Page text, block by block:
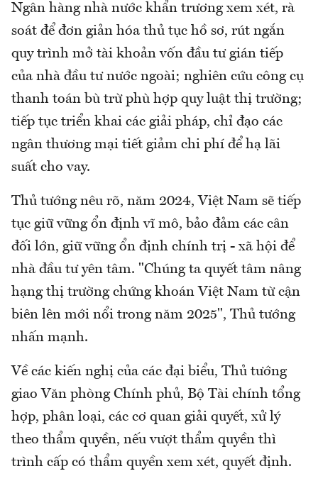
Ngân hàng nhà nước khẩn trương xem xét, rà
soát để đơn giản hóa thủ tục hồ sơ, rút ngắn
quy trình mở tài khoản vốn đầu tư gián tiếp
của nhà đầu tư nước ngoài; nghiên cứu công cụ
thanh toán bù trừ phù hợp quy luật thị trường;
tiếp tục triển khai các giải pháp, chỉ đạo các
ngân thương mại tiết giảm chi phí để hạ lãi
suất cho vay.
Thủ tướng nêu rõ, năm 2024, Việt Nam sẽ tiếp
tục giữ vững ổn định vĩ mô, bảo đảm các cân
đối lớn, giữ vững ổn định chính trị - xã hội để
nhà đầu tư yên tâm. "Chúng ta quyết tâm nâng
hạng thị trường chứng khoán Việt Nam từ cận
biên lên mới nổi trong năm 2025", Thủ tướng
nhấn mạnh.
Về các kiến nghị của các đại biểu, Thủ tướng
giao Văn phòng Chính phủ, Bộ Tài chính tổng
hợp, phân loại, các cơ quan giải quyết, xử lý
theo thẩm quyền, nếu vượt thẩm quyền thì
trình cấp có thẩm quyền xem xét, quyết định.